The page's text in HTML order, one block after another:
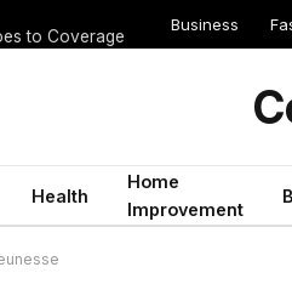
to Coverage
Business
Health
Home
Improvement